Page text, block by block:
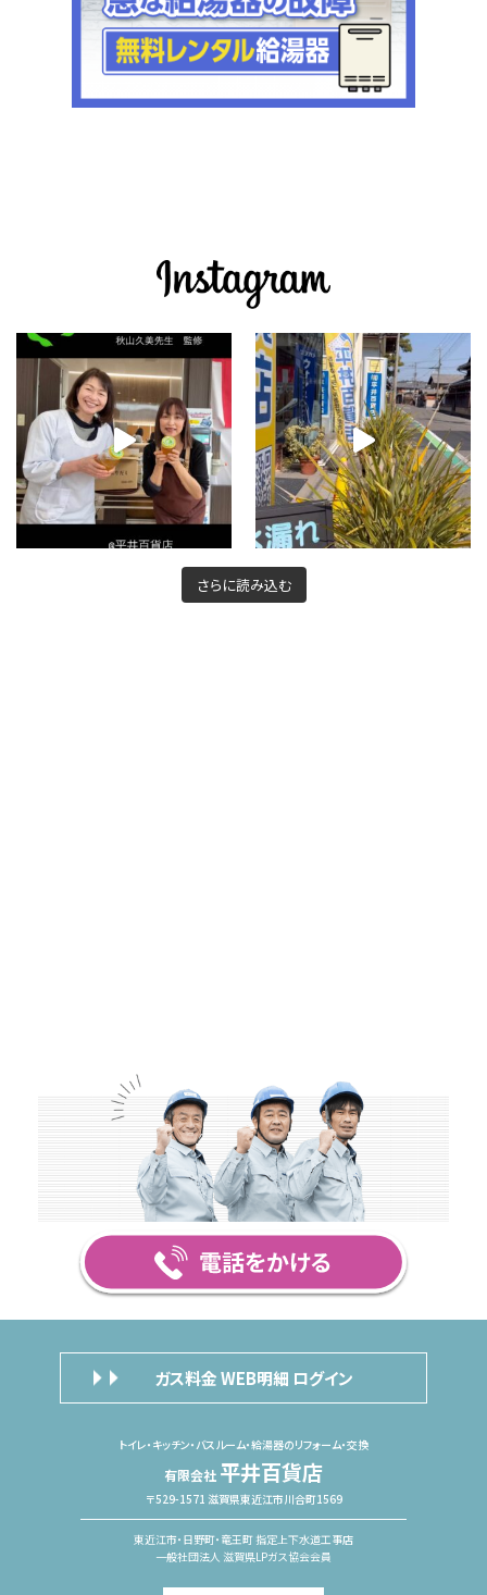
さらに読み込む
ガス料金 WEB明細 ログイン
トイレ・キッチン・バスルーム・給湯器のリフォーム・交換
有限会社 平井百貨店
〒529-1571 滋賀県東近江市川合町1569
東近江市・日野町・竜王町 指定上下水道工事店
一般社団法人 滋賀県LPガス協会会員